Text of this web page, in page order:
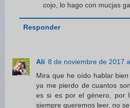
cojo, lo hago con mucjas
Responder
Ali 8 de noviembre de 2017
Mira que he oído hablar
ya me pierdo de cuantos
es si es por el género, por
siempre queremos leer, no se.